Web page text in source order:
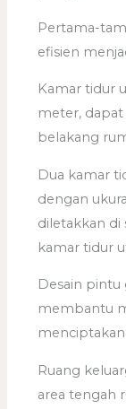
Pertama-
efisien
Kamar tidur
meter,
belakang
Dua kamar
dengan
diletakkan di
kamar tidur
Desain
membantu
Ruang
area tengah